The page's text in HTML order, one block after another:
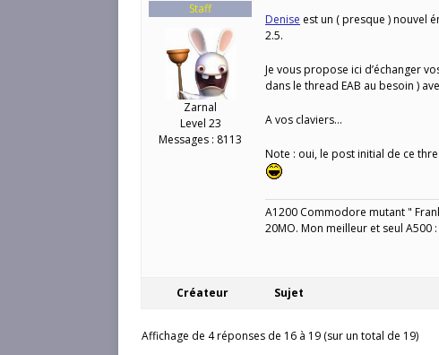
Staff
Zarnal
Level 23
Messages : 8113
Denise est un ( presque ) nouvel
2.5.
Je vous propose ici d’échanger
dans le thread EAB au besoin )
A vos claviers…
Note : oui, le post initial de ce
A1200 Commodore mutant "
20MO. Mon meilleur et seul A500 :
Créateur Sujet
Affichage de 4 réponses de 16 à 19 (sur un total de 19)